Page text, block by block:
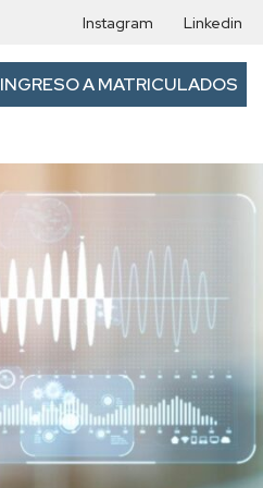
Instagram Linkedin
INGRESO A MATRICULADOS